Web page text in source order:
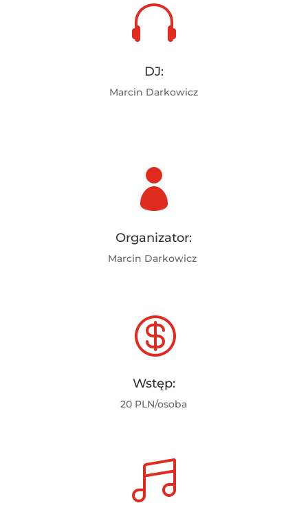

DJ:
Marcin Darkowicz

Organizator:
Marcin Darkowicz

Wstęp:
20 PLN/osoba
